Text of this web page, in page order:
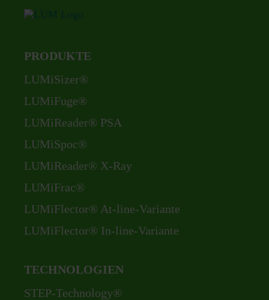
PRODUKTE
Navigation
überspringen
LUMiSizer®
LUMiFuge®
LUMiReader® PSA
LUMiSpoc®
LUMiReader® X-Ray
LUMiFrac®
LUMiFlector® At-line-Variante
LUMiFlector® In-line-Variante
TECHNOLOGIEN
Navigation
STEP-Technology®